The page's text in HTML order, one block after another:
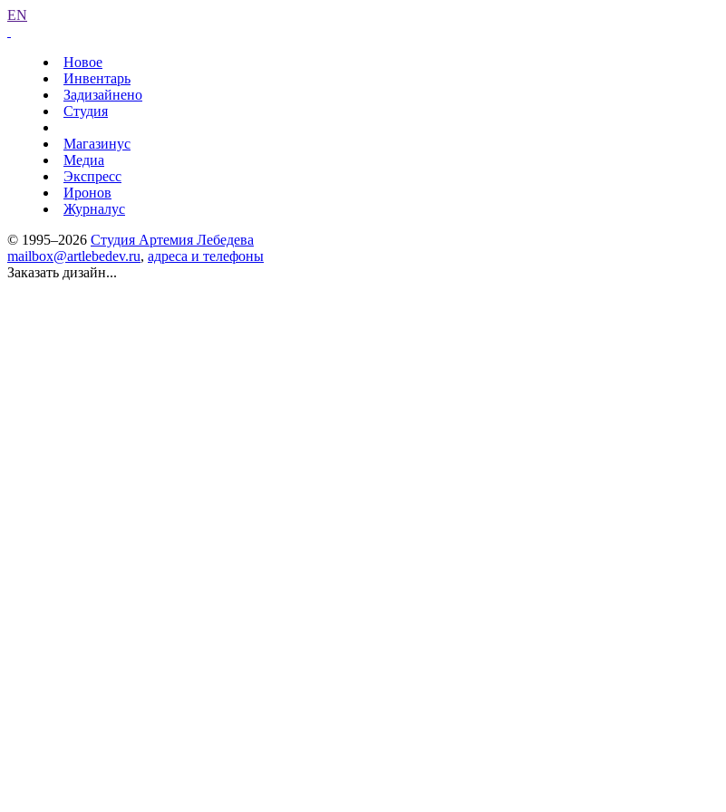
EN
Новое
Инвентарь
Задизайнено
Студия
Магазинус
Медиа
Экспресс
Иронов
Журналус
© 1995–2026 Студия Артемия Лебедева
mailbox@artlebedev.ru, адреса и телефоны
Заказать дизайн...